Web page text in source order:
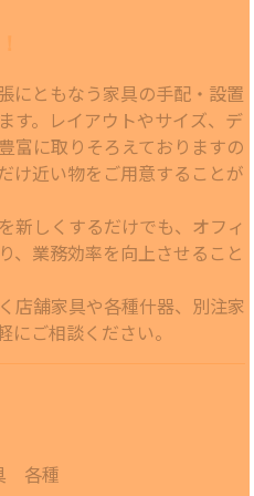
にともなう家具の手配・設置
す。レイアウトやサイズ、デ
富に取りそろえておりますの
け近い物をご用意することが
新しくするだけでも、オフィ
、業務効率を向上させること
店舗家具や各種什器、別注家
ご相談ください。
各種